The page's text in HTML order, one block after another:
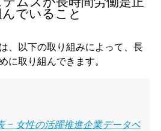
でいること
、以下の取り組みによって、長
に取り組んできます。
– 女性の活躍推進企業データベ